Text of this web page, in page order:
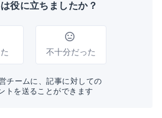
役に立ちましたか？
不十分だった
チームに、記事に対しての
トを送ることができます